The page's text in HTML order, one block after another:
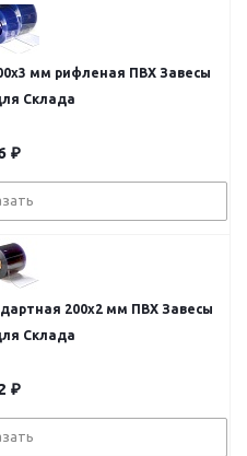
мм рифленая ПВХ Завесы
Склада
₽
200x2 мм ПВХ Завесы
Склада
₽